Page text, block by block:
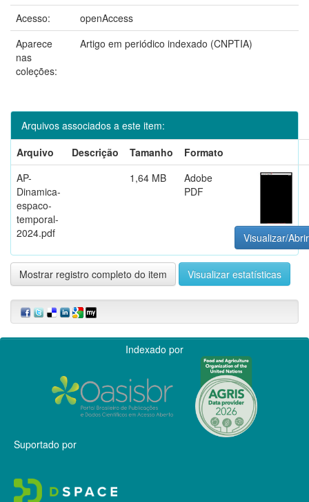
Acesso:
openAccess
Aparece
nas
coleções:
Artigo em periódico indexado (CNPTIA)
Arquivos associados a este item:
Arquivo
Descrição Tamanho
Formato
AP-
Dinamica-
espaco-
temporal-
2024.pdf
1,64 MB
Adobe
PDF
Visualizar/Abrir
Mostrar registro completo do item Visualizar estatísticas
Indexado por
Suportado por